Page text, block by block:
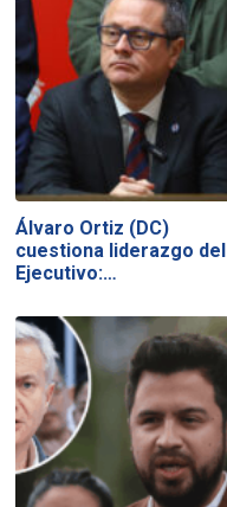
Álvaro Ortiz (DC)
cuestiona liderazgo del
Ejecutivo:…